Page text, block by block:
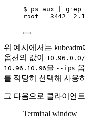
$ ps aux grep
root
3442 2.1
위 예시에서는 kubeadm
옵션의 값이 10.96.0.0/
10.96.10.96을 --ips
를 적당히 선택해 사용
그 다음으로 클라이언
Terminal window